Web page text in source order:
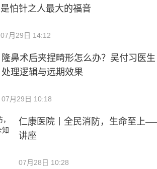
是怕针之人最大的福音
07月29日 14:12
隆鼻术后夹捏畸形怎么办？吴付习医
处理逻辑与远期效果
07月29日 10:18
仁康医院丨全民消防，生命至上
讲座
07月28日 10:28